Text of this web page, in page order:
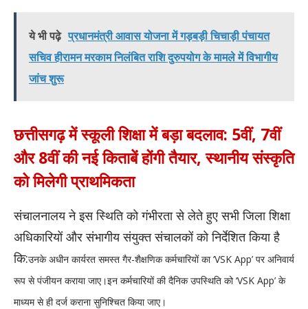
ये भी पढ़े प्रधानमंत्री आवास योजना में गड़बड़ी चिचाड़ी पंचायत
सचिव हीरामन मरकाम निलंबित राशि दुरुपयोग के मामले में विभागीय
जांच शुरू
छत्तीसगढ़ में स्कूली शिक्षा में बड़ा बदलाव: 5वीं, 7वीं
और 8वीं की नई किताबें होंगी तैयार, स्थानीय संस्कृति
को मिलेगी प्राथमिकता
​संचालनालय ने इस स्थिति को गंभीरता से लेते हुए सभी जिला शिक्षा
अधिकारियों और संभागीय संयुक्त संचालकों को निर्देशित किया है
कि:​उनके अधीन कार्यरत समस्त गैर-शैक्षणिक कर्मचारियों का ‘VSK App’ पर अनिवार्य
रूप से पंजीयन कराया जाए।​इन कर्मचारियों की दैनिक उपस्थिति को ‘VSK App’ के
माध्यम से ही दर्ज कराना सुनिश्चित किया जाए।